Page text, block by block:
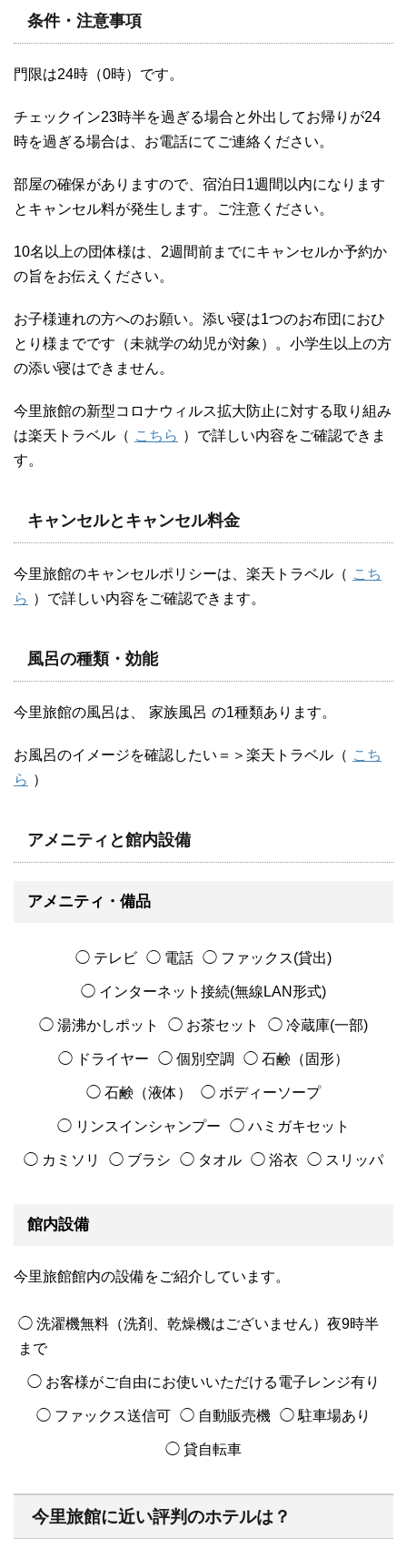
条件・注意事項
門限は24時（0時）です。
チェックイン23時半を過ぎる場合と外出してお帰りが24
時を過ぎる場合は、お電話にてご連絡ください。
部屋の確保がありますので、宿泊日1週間以内になります
とキャンセル料が発生します。ご注意ください。
10名以上の団体様は、2週間前までにキャンセルか予約か
の旨をお伝えください。
お子様連れの方へのお願い。添い寝は1つのお布団におひ
とり様までです（未就学の幼児が対象）。小学生以上の方
の添い寝はできません。
今里旅館の新型コロナウィルス拡大防止に対する取り組み
は楽天トラベル（ こちら ）で詳しい内容をご確認できま
す。
キャンセルとキャンセル料金
今里旅館のキャンセルポリシーは、楽天トラベル（ こち
ら ）で詳しい内容をご確認できます。
風呂の種類・効能
今里旅館の風呂は、 家族風呂 の1種類あります。
お風呂のイメージを確認したい＝＞楽天トラベル（ こち
ら ）
アメニティと館内設備
アメニティ・備品
◯ テレビ ◯ 電話 ◯ ファックス(貸出)
◯ インターネット接続(無線LAN形式)
◯ 湯沸かしポット ◯ お茶セット ◯ 冷蔵庫(一部)
◯ ドライヤー ◯ 個別空調 ◯ 石鹸（固形）
◯ 石鹸（液体） ◯ ボディーソープ
◯ リンスインシャンプー ◯ ハミガキセット
◯ カミソリ ◯ ブラシ ◯ タオル ◯ 浴衣 ◯ スリッパ
館内設備
今里旅館館内の設備をご紹介しています。
◯ 洗濯機無料（洗剤、乾燥機はございません）夜9時半
まで
◯ お客様がご自由にお使いいただける電子レンジ有り
◯ ファックス送信可 ◯ 自動販売機 ◯ 駐車場あり
◯ 貸自転車
今里旅館に近い評判のホテルは？